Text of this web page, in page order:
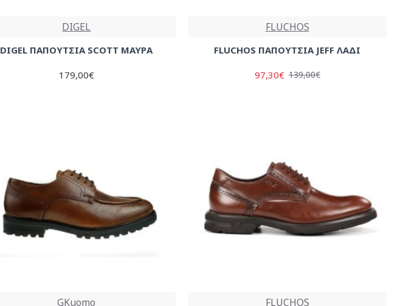
DIGEL
DIGEL ΠΑΠΟΥΤΣΙΑ SCOTT ΜΑΥΡΑ
179,00€
FLUCHOS
FLUCHOS ΠΑΠΟΥΤΣΙΑ JEFF ΛΑΔΙ
97,30€ 139,00€
GKuomo FLUCHOS